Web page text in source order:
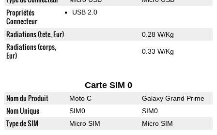
Propriétés
Connecteur
USB 2.0
Radiations (tete, Eur) 0.28 W/Kg
Radiations (corps,
Eur)
0.33 W/Kg
Carte SIM 0
Nom du Produit Moto C Galaxy Grand Prime
Nom Unique SIM0 SIM0
Type de SIM Micro SIM Micro SIM